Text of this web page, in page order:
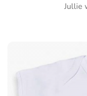
Jullie